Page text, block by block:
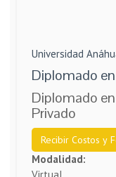
Universidad
Diplomado
Diplomado
Privado
Recibir Costos y
Modalidad: